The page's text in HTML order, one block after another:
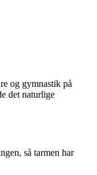
og gymnastik på
det naturlige
så tarmen har